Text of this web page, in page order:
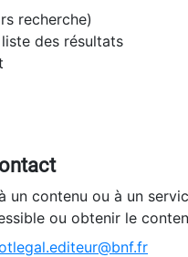
recherche)
des résultats
un contenu ou à un
ou obtenir le